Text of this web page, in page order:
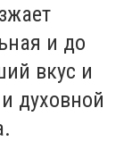
и до
вкус и
духовной